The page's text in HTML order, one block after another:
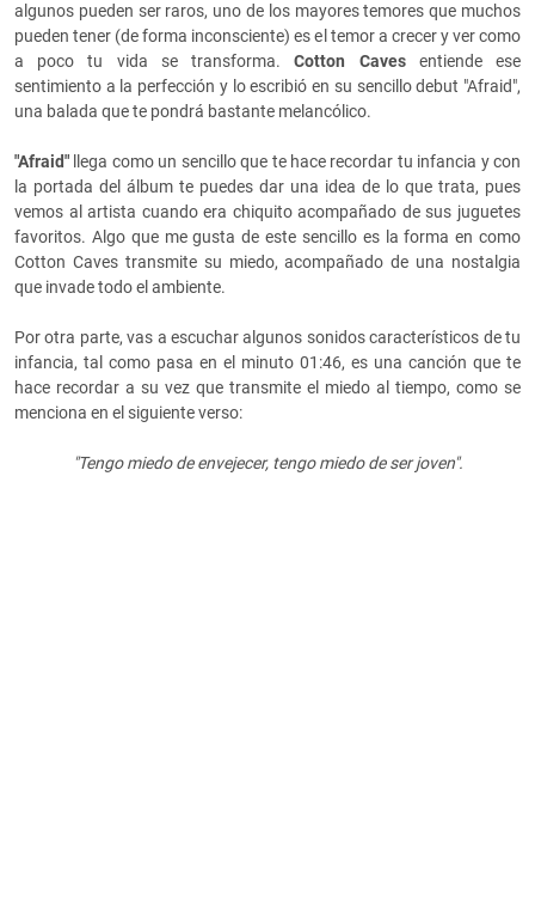
algunos pueden ser raros, uno de los mayores temores que muchos
pueden tener (de forma inconsciente) es el temor a crecer y ver como
a poco tu vida se transforma.Cotton Cavesentiende ese
sentimiento a la perfección y lo escribió en su sencillo debut "Afraid",
una balada que te pondrá bastante melancólico.
"Afraid" llega como un sencillo que te hace recordar tu infancia y con
la portada del álbum te puedes dar una idea de lo que trata, pues
vemos al artista cuando era chiquito acompañado de sus juguetes
favoritos. Algo que me gusta de este sencillo es la forma en como
Cotton Caves transmite su miedo, acompañado de una nostalgia
que invade todo el ambiente.
Por otra parte, vas a escuchar algunos sonidos característicos de tu
infancia, tal como pasa en el minuto 01:46, es una canción que te
hace recordar a su vez que transmite el miedo al tiempo, como se
menciona en el siguiente verso:
"Tengo miedo de envejecer, tengo miedo de ser joven".